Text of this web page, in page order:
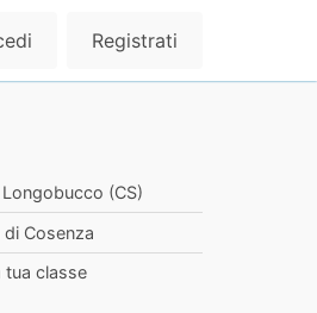
Registrati
(CS)
di Cosenza
tua classe